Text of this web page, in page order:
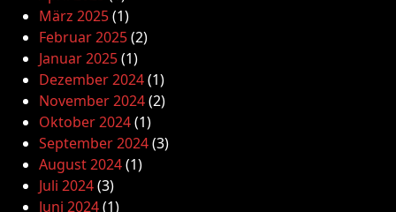
März 2025(1)
Februar 2025(2)
Januar 2025(1)
Dezember 2024(1)
November 2024(2)
Oktober 2024(1)
September 2024(3)
August 2024(1)
Juli 2024(3)
Juni 2024(1)